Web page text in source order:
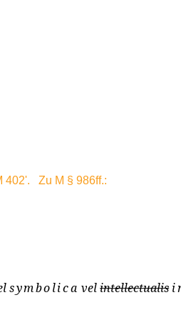
Zu M § 986ff.:
symbolica velintellectualis